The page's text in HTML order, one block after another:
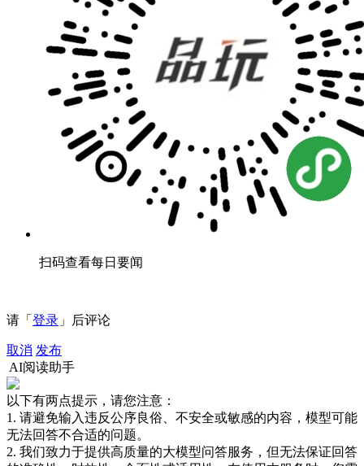
扫码查看每日要闻
请「 登录 」后评论
取消 发布
AI阅读助手
以下有两点提示，请您注意：
1. 请避免输入违反公序良俗、不安全或敏感的内容，模型可能
无法回答不合适的问题。
2. 我们致力于提供高质量的大模型问答服务，但无法保证回答